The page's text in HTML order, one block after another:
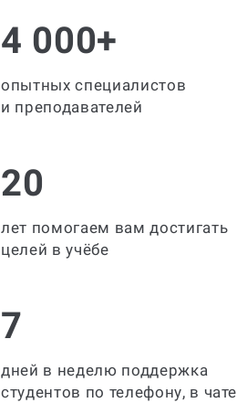
4 000+
опытных специалистов
и преподавателей
20
лет помогаем вам достигать
целей в учёбе
7
дней в неделю поддержка
студентов по телефону, в чате